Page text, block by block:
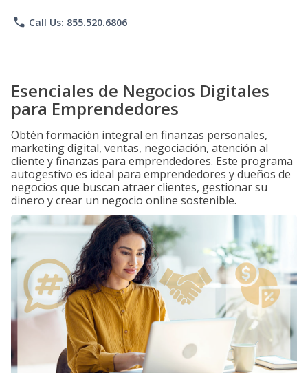
phone Call Us: 855.520.6806
Esenciales de Negocios Digitales
para Emprendedores
Obtén formación integral en finanzas personales,
marketing digital, ventas, negociación, atención al
cliente y finanzas para emprendedores. Este programa
autogestivo es ideal para emprendedores y dueños de
negocios que buscan atraer clientes, gestionar su
dinero y crear un negocio online sostenible.